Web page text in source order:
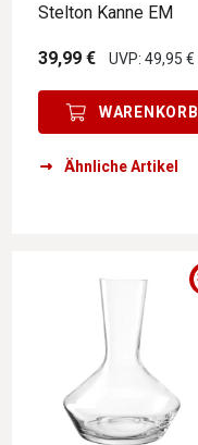
Stelton Kanne EM
39,99 € UVP: 49,95 €
WARENKORB
Ähnliche Artikel